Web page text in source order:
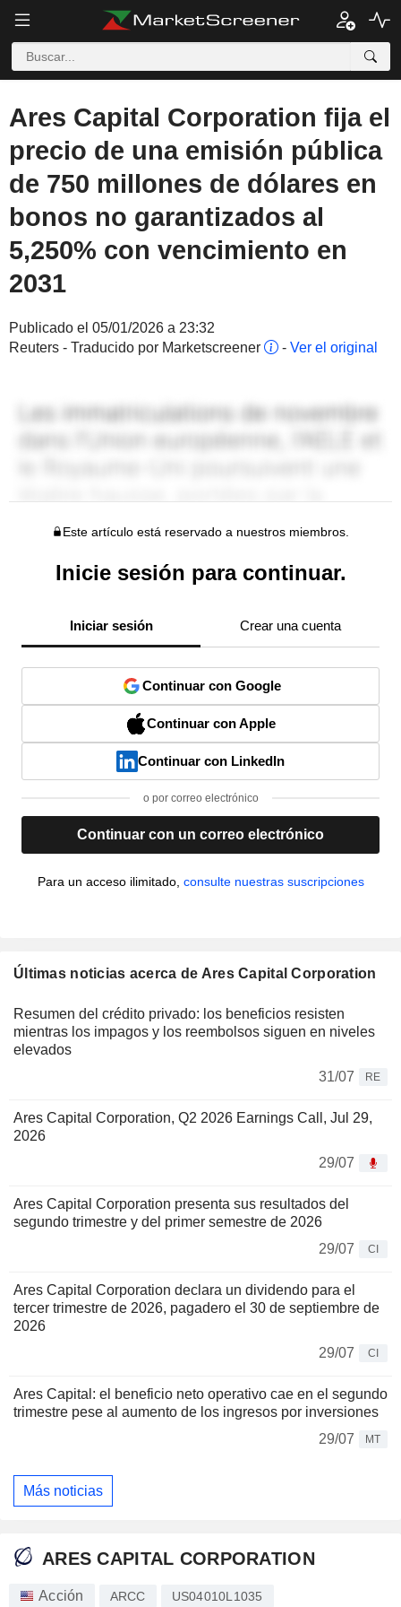
Ares Capital Corporation fija el
precio de una emisión pública
de 750 millones de dólares en
bonos no garantizados al
5,250% con vencimiento en
2031
Publicado el 05/01/2026 a 23:32
Reuters - Traducido por Marketscreener
- Ver el original
Este artículo está reservado a nuestros miembros.
Inicie sesión para continuar.
Iniciar sesión Crear una cuenta
Continuar con Google
Continuar con Apple
Continuar con LinkedIn
o por correo electrónico
Continuar con un correo electrónico
Para un acceso ilimitado, consulte nuestras suscripciones
Últimas noticias acerca de Ares Capital Corporation
Resumen del crédito privado: los beneficios resisten
mientras los impagos y los reembolsos siguen en niveles
elevados
31/07
RE
Ares Capital Corporation, Q2 2026 Earnings Call, Jul 29,
2026
29/07
Ares Capital Corporation presenta sus resultados del
segundo trimestre y del primer semestre de 2026
29/07
CI
Ares Capital Corporation declara un dividendo para el
tercer trimestre de 2026, pagadero el 30 de septiembre de
2026
29/07
CI
Ares Capital: el beneficio neto operativo cae en el segundo
trimestre pese al aumento de los ingresos por inversiones
29/07
MT
Más noticias
ARES CAPITAL CORPORATION
Acción ARCC US04010L1035